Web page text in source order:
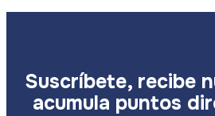
Suscríbete, recibe
acumula puntos